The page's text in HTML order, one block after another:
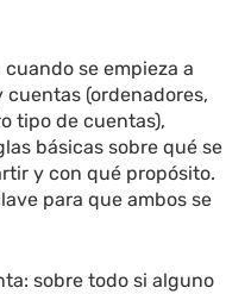
cuando se empieza a
(ordenadores,
tipo de cuentas),
básicas sobre qué se
y con qué propósito.
para que ambos se
sobre todo si alguno